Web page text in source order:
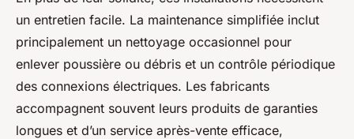
un entretien facile. La maintenance simplifiée inclut
principalement un nettoyage occasionnel pour
enlever poussière ou débris et un contrôle périodique
des connexions électriques. Les fabricants
accompagnent souvent leurs produits de garanties
longues et d’un service après-vente efficace,